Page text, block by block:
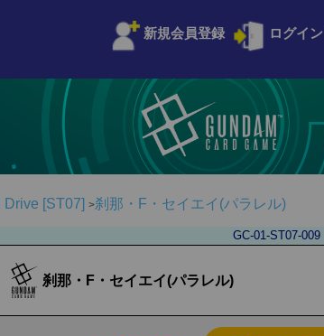
新規会員登録 ログイン
[ST07] 刹那・F・セイエイ(パラレル)
GC-01-ST07-009
刹那・F・セイエイ(パラレル)